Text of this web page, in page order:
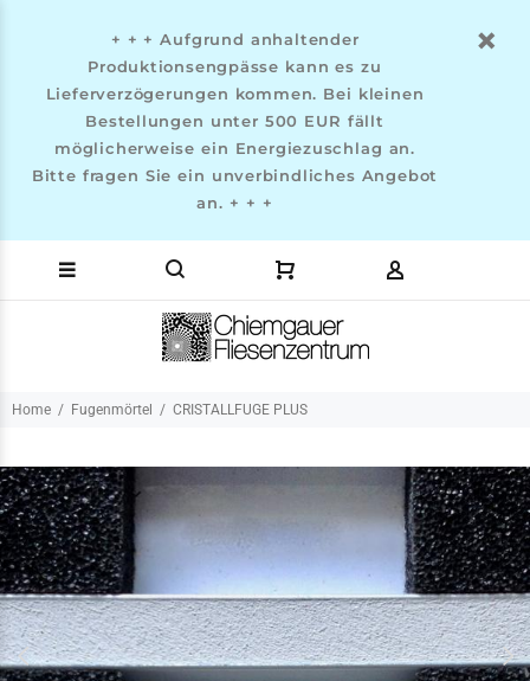
+ + + Aufgrund anhaltender
Produktionsengpässe kann es zu
Lieferverzögerungen kommen. Bei kleinen
Bestellungen unter 500 EUR fällt
möglicherweise ein Energiezuschlag an.
Bitte fragen Sie ein unverbindliches Angebot
an. + + +
Home Fugenmörtel CRISTALLFUGE PLUS